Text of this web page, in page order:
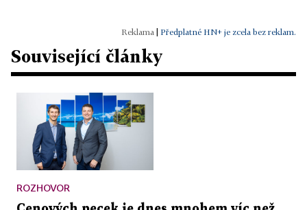
Předplatné HN+ je zcela bez reklam.
Související články
ROZHOVOR